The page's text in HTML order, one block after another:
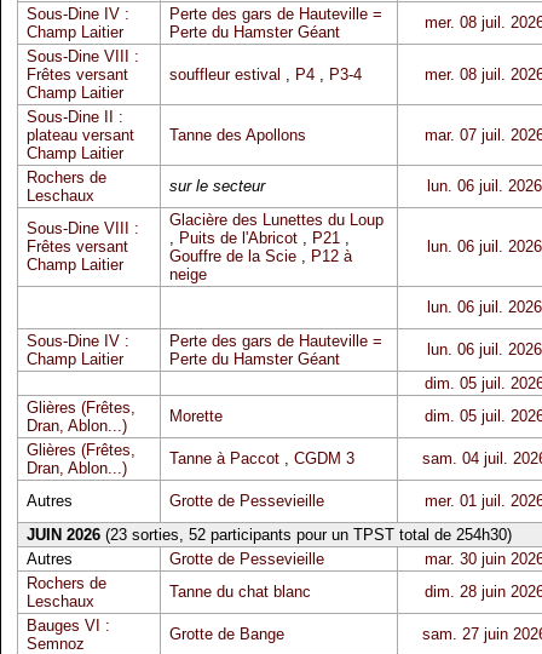
Sous-Dine IV :
Champ Laitier
Perte des gars de Hauteville =
Perte du Hamster Géant
mer. 08 juil.
Sous-Dine VIII :
Frêtes versant
Champ Laitier
souffleur estival , P4, P3-4 mer. 08 juil.
Sous-Dine II :
plateau versant
Champ Laitier
Tanne des Apollons mar. 07 juil.
Rochers de
Leschaux
sur le secteur lun. 06 juil. 2026
Sous-Dine VIII :
Frêtes versant
Champ Laitier
Glacière des Lunettes du Loup
, Puits de l'Abricot, P21,
Gouffre de la Scie, P12 à
neige
lun. 06 juil. 2026
lun. 06 juil. 2026
Sous-Dine IV :
Champ Laitier
Perte des gars de Hauteville =
Perte du Hamster Géant
lun. 06 juil. 2026
dim. 05 juil.
Glières (Frêtes,
Dran, Ablon...)
Morette
dim. 05 juil.
Glières (Frêtes,
Dran, Ablon...)
Tanne à Paccot, CGDM 3 sam. 04 juil.
Autres Grotte de Pessevieille
mer. 01 juil.
JUIN 2026(23 sorties, 52 participants pour un TPST total de 254h30)
Autres
Grotte de Pessevieille
mar. 30 juin
Rochers de
Leschaux
Tanne du chat blanc
dim. 28 juin
Bauges VI :
Semnoz
Grotte de Bange
sam. 27 juin